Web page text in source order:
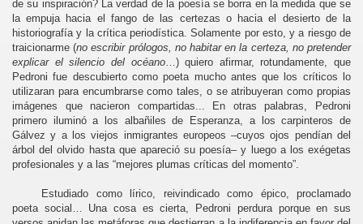
de su inspiración? La verdad de la poesía se borra en la medida que se
la empuja hacia el fango de las certezas o hacia el desierto de la
historiografía y la crítica periodística. Solamente por esto, y a riesgo de
traicionarme (no escribir prólogos, no habitar en la certeza, no pretender
explicar el silencio del océano…) quiero afirmar, rotundamente, que
Pedroni fue descubierto como poeta mucho antes que los críticos lo
utilizaran para encumbrarse como tales, o se atribuyeran como propias
imágenes que nacieron compartidas... En otras palabras, Pedroni
primero iluminó a los albañiles de Esperanza, a los carpinteros de
Gálvez y a los viejos inmigrantes europeos –cuyos ojos pendían del
árbol del olvido hasta que apareció su poesía– y luego a los exégetas
profesionales y a las “mejores plumas críticas del momento”.
Estudiado como lírico, reivindicado como épico, proclamado
poeta social… Una cosa es cierta, Pedroni perdura porque en sus